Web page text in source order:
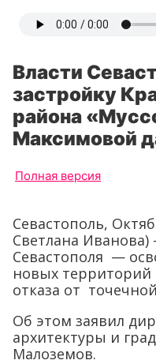
Власти
застройку
района
Максимовой
Полная версия
Севастополь,
Светлана
Севастополя —
новых территорий
отказа от
Об этом заявил
архитектуры и
Малоземов.